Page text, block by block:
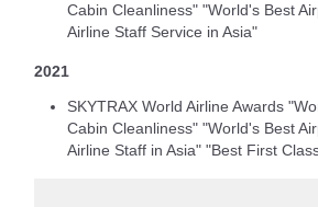
Cabin Cleanliness" "World's Best
Airline Staff Service in Asia"
2021
SKYTRAX World Airline Awards
Cabin Cleanliness" "World's Best
Airline Staff in Asia" "Best First